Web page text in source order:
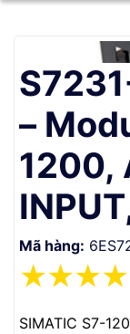
–
1200,
Mã hàng:
☆
☆
☆
☆
SIMATIC S7-